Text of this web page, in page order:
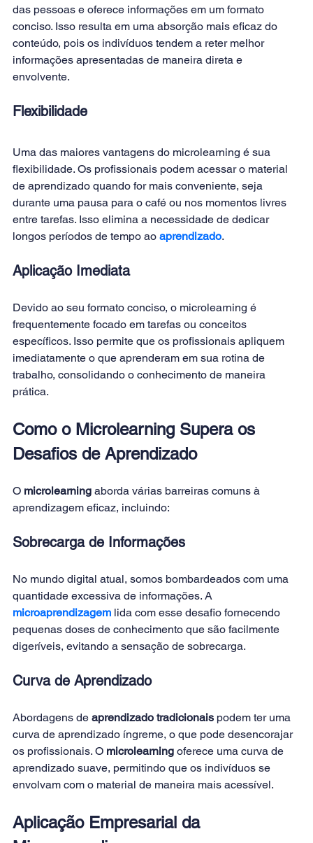
das pessoas e oferece informações em um formato
conciso. Isso resulta em uma absorção mais eficaz do
conteúdo, pois os indivíduos tendem a reter melhor
informações apresentadas de maneira direta e
envolvente.
Flexibilidade
Uma das maiores vantagens do microlearning é sua
flexibilidade. Os profissionais podem acessar o material
de aprendizado quando for mais conveniente, seja
durante uma pausa para o café ou nos momentos livres
entre tarefas. Isso elimina a necessidade de dedicar
longos períodos de tempo ao aprendizado.
Aplicação Imediata
Devido ao seu formato conciso, o microlearning é
frequentemente focado em tarefas ou conceitos
específicos. Isso permite que os profissionais apliquem
imediatamente o que aprenderam em sua rotina de
trabalho, consolidando o conhecimento de maneira
prática.
Como o Microlearning Supera os
Desafios de Aprendizado
O microlearning aborda várias barreiras comuns à
aprendizagem eficaz, incluindo:
Sobrecarga de Informações
No mundo digital atual, somos bombardeados com uma
quantidade excessiva de informações. A
microaprendizagem lida com esse desafio fornecendo
pequenas doses de conhecimento que são facilmente
digeríveis, evitando a sensação de sobrecarga.
Curva de Aprendizado
Abordagens de aprendizado tradicionais podem ter uma
curva de aprendizado íngreme, o que pode desencorajar
os profissionais. O microlearning oferece uma curva de
aprendizado suave, permitindo que os indivíduos se
envolvam com o material de maneira mais acessível.
Aplicação Empresarial da